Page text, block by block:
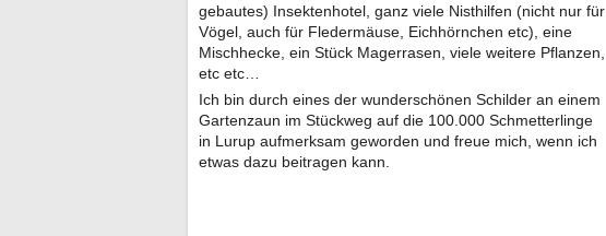
gebautes) Insektenhotel, ganz viele Nisthilfen (nicht nur für
Vögel, auch für Fledermäuse, Eichhörnchen etc), eine
Mischhecke, ein Stück Magerrasen, viele weitere Pflanzen,
etc etc…
Ich bin durch eines der wunderschönen Schilder an einem
Gartenzaun im Stückweg auf die 100.000 Schmetterlinge
in Lurup aufmerksam geworden und freue mich, wenn ich
etwas dazu beitragen kann.